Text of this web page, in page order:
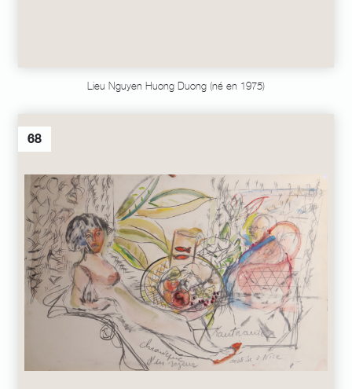
Lieu Nguyen Huong Duong (né en 1975)
68